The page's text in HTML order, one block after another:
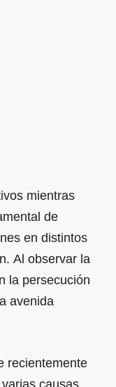
mientras
de
en distintos
Al observar la
la persecución
avenida
recientemente
causas